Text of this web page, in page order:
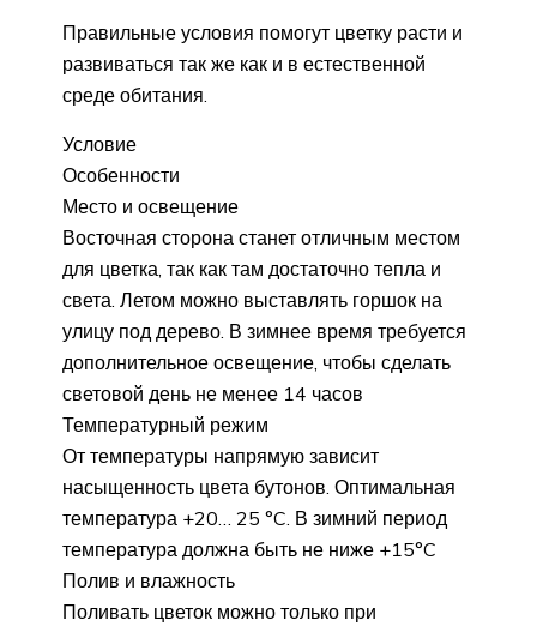
Правильные условия помогут цветку расти и
развиваться так же как и в естественной
среде обитания.
Условие
Особенности
Место и освещение
Восточная сторона станет отличным местом
для цветка, так как там достаточно тепла и
света. Летом можно выставлять горшок на
улицу под дерево. В зимнее время требуется
дополнительное освещение, чтобы сделать
световой день не менее 14 часов
Температурный режим
От температуры напрямую зависит
насыщенность цвета бутонов. Оптимальная
температура +20… 25 °C. В зимний период
температура должна быть не ниже +15°C
Полив и влажность
Поливать цветок можно только при